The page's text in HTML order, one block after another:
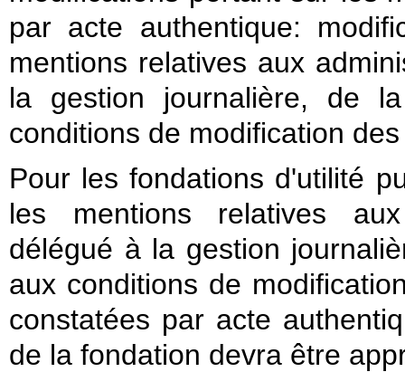
par acte authentique:
mentions relatives aux
la gestion journalière, de
conditions de modification
Pour les fondations d'utilité
les mentions relatives
délégué à la gestion
aux conditions de
constatées par acte
de la fondation devra être